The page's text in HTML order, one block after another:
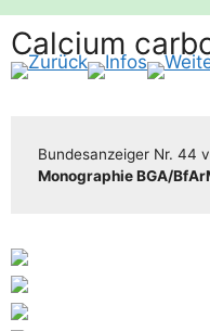
Calcium
Bun­des­an­zei­ger Nr. 44
Mono­gra­phie BGA/​​